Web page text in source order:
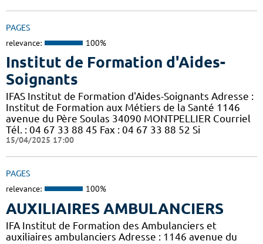
PAGES
relevance: 100%
Institut de Formation d'Aides-
Soignants
IFAS Institut de Formation d'Aides-Soignants Adresse :
Institut de Formation aux Métiers de la Santé 1146
avenue du Père Soulas 34090 MONTPELLIER Courriel
Tél. : 04 67 33 88 45 Fax : 04 67 33 88 52 Si
15/04/2025 17:00
PAGES
relevance: 100%
AUXILIAIRES AMBULANCIERS
IFA Institut de Formation des Ambulanciers et
auxiliaires ambulanciers Adresse : 1146 avenue du